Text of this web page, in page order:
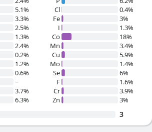
5.1%
3.3%
2.5%
1.3%
2.4%
0.2%
1.2%
0.6%
~
3.7%
6.3%
Cl
0.4%
Fe
3%
I
1.3%
Co
18%
Mn
3.4%
Cu
5.9%
Mo
1.4%
Se
6%
F
1.6%
Cr
3.9%
Zn
3%
3